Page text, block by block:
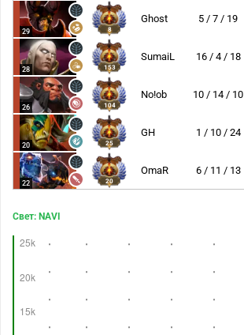
29 8
Ghost 5 / 7 / 19
28 153
SumaiL 16 / 4 / 18
26 104
No!ob 10 / 14 / 10
20 25
GH 1 / 10 / 24
22 20
OmaR 6 / 11 / 13
Свет: NAVI